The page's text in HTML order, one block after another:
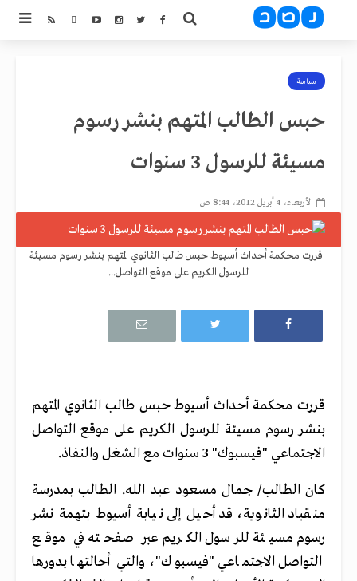
سياسة
حبس الطالب المتهم بنشر رسوم
مسيئة للرسول 3 سنوات
الأربعاء، 4 أبريل 2012، 8:44 ص
قررت محكمة أحداث أسيوط حبس طالب الثانوي المتهم بنشر رسوم مسيئة
للرسول الكريم على موقع التواصل...
قررت محكمة أحداث أسيوط حبس طالب الثانوي المتهم
بنشر رسوم مسيئة للرسول الكريم على موقع التواصل
الاجتماعي "فيسبوك" 3 سنوات مع الشغل والنفاذ.
كان الطالب/ جمال مسعود عبد الله. الطالب بمدرسة
منقباد الثانوية، قد أحيل إلى نيابة أسيوط بتهمة نشر
رسوم مسيئة للرسول الكريم عبر صفحته في موقع
التواصل الاجتماعي "فيسبوك"، والتي أحالتها بدورها